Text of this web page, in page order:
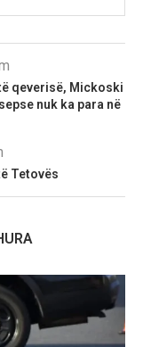
qeverisë, Mickoski
nuk ka para në
Tetovës